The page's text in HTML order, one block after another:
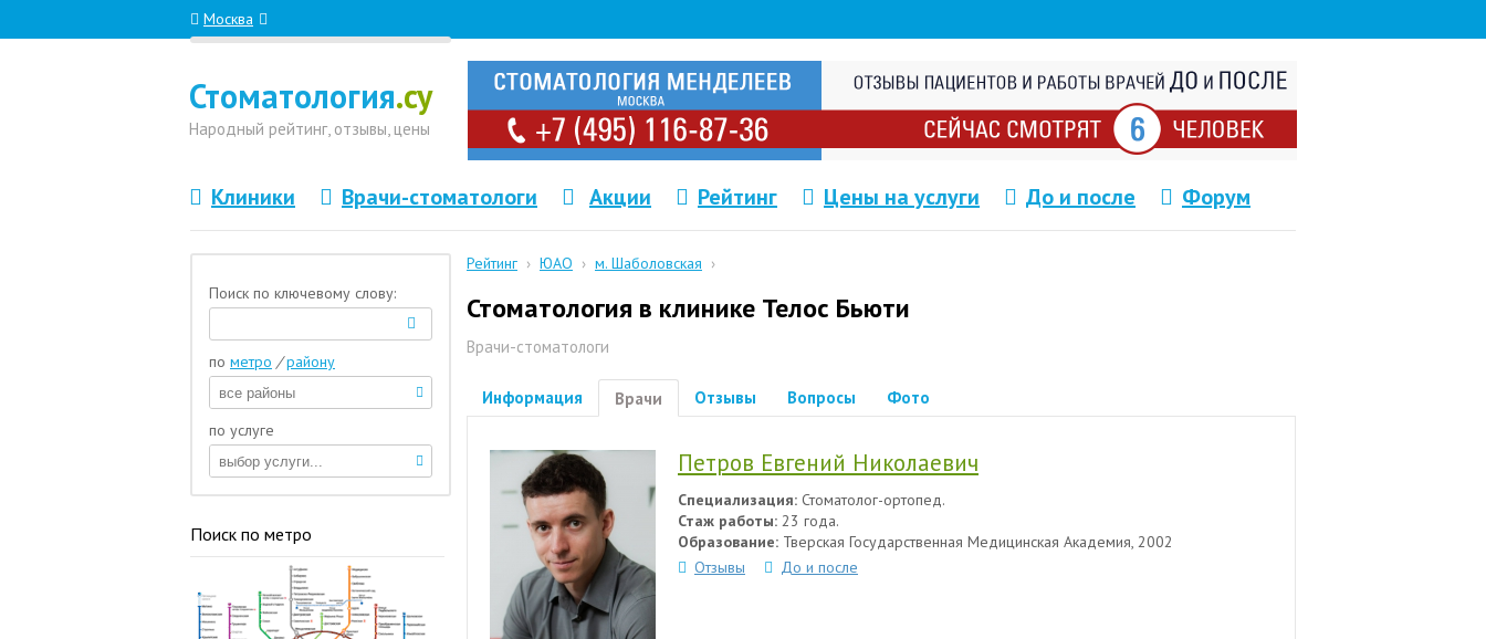
Москва
Стоматология.су
Народный рейтинг, отзывы, цены
Клиники Врачи-стоматологи Акции Рейтинг Цены на услуги До и после Форум
Рейтинг › ЮАО › м. Шаболовская ›
Стоматология в клинике Телос Бьюти
Врачи-стоматологи
Информация Врачи Отзывы Вопросы Фото
Петров Евгений Николаевич
Специализация: Стоматолог-ортопед.
Стаж работы: 23 года.
Образование: Тверская Государственная Медицинская Академия, 2002
Отзывы
До и после
Поиск по ключевому слову:
по метро / району
по услуге
Поиск по метро